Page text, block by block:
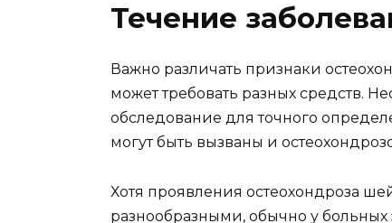
Течение
Важно различать признаки
может требовать разных средств.
обследование для точного
могут быть вызваны и
Хотя проявления остеохондроза
разнообразными, обычно у больных